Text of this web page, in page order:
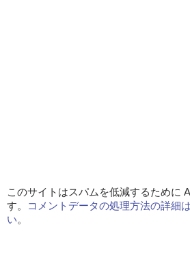
このサイトはスパムを低減するために
す。
コメントデータの処理方法の詳細
い。